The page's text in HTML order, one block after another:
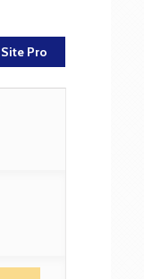
Site Pro